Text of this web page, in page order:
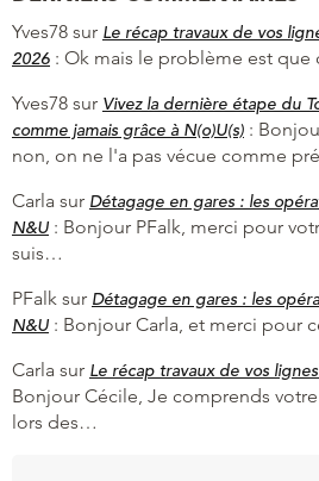
Yves78 sur Le récap travaux de vos
2026 : Ok mais le problème est que
Yves78 sur Vivez la dernière étape du
comme jamais grâce à N(o)U(s) :
non, on ne l'a pas vécue comme
Carla sur Détagage en gares : les
N&U : Bonjour PFalk, merci pour
suis…
PFalk sur Détagage en gares : les
N&U : Bonjour Carla, et merci pour
Carla sur Le récap travaux de vos
Bonjour Cécile, Je comprends
lors des…